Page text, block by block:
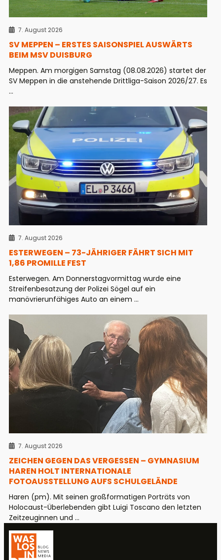
7. August 2026
SV MEPPEN – ERSTES SAISONSPIEL AUSWÄRTS
BEIM MSV DUISBURG
Meppen. Am morgigen Samstag (08.08.2026) startet der
SV Meppen in die anstehende Drittliga-Saison 2026/27. Es
...
7. August 2026
ESTERWEGEN – 73-JÄHRIGER FÄHRT SICH MIT
1,86 PROMILLE FEST
Esterwegen. Am Donnerstagvormittag wurde eine
Streifenbesatzung der Polizei Sögel auf ein
manövrierunfähiges Auto an einem ...
7. August 2026
ZEICHEN GEGEN DAS VERGESSEN – GYMNASIUM
HAREN HOLT INTERNATIONALE
FOTOAUSSTELLUNG AUFS SCHULGELÄNDE
Haren (pm). Mit seinen großformatigen Porträts von
Holocaust-Überlebenden gibt Luigi Toscano den letzten
Zeitzeuginnen und ...